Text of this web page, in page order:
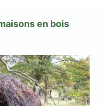
en bois